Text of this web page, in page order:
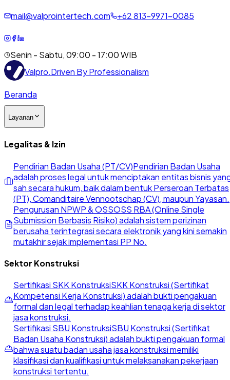
mail@valprointertech.com +62813-9971-0085
Senin - Sabtu, 09:00 - 17:00 WIB
Valpro.Driven By Professionalism
Beranda
Layanan
Legalitas & Izin
Pendirian Badan Usaha (PT/CV)Pendirian Badan Usaha
adalah proses legal untuk menciptakan entitas bisnis
sah secara hukum, baik dalam bentuk Perseroan Terbatas
(PT), Comanditaire Vennootschap (CV), maupun Yayasan.
Pengurusan NPWP & OSSOSS RBA (Online Single
Submission Berbasis Risiko) adalah sistem perizinan
berusaha terintegrasi secara elektronik yang kini semakin
mutakhir sejak implementasi PP No.
Sektor Konstruksi
Sertifikasi SKK KonstruksiSKK Konstruksi (Sertifikat
Kompetensi Kerja Konstruksi) adalah bukti pengakuan
formal dan legal terhadap keahlian tenaga kerja di sektor
jasa konstruksi.
Sertifikasi SBU KonstruksiSBU Konstruksi (Sertifikat
Badan Usaha Konstruksi) adalah bukti pengakuan formal
bahwa suatu badan usaha jasa konstruksi memiliki
klasifikasi dan kualifikasi untuk melaksanakan pekerjaan
konstruksi tertentu.